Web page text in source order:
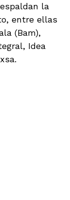
la
entre ellas
(Bam),
Idea